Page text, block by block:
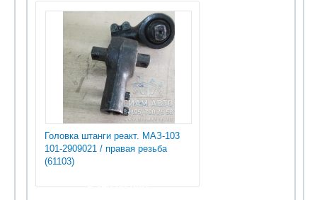
Головка штанги реакт. МАЗ-103
101-2909021 / правая резьба
(61103)
5 250.00 руб